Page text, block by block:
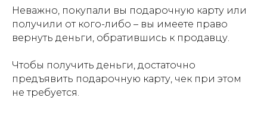
Неважно, покупали вы подарочную карту или
получили от кого-либо – вы имеете право
вернуть деньги, обратившись к продавцу.
Чтобы получить деньги, достаточно
предъявить подарочную карту, чек при этом
не требуется.